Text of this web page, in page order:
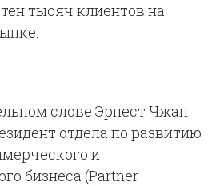
тысяч клиентов на
слове Эрнест Чжан
отдела по развитию
и
бизнеса (Partner